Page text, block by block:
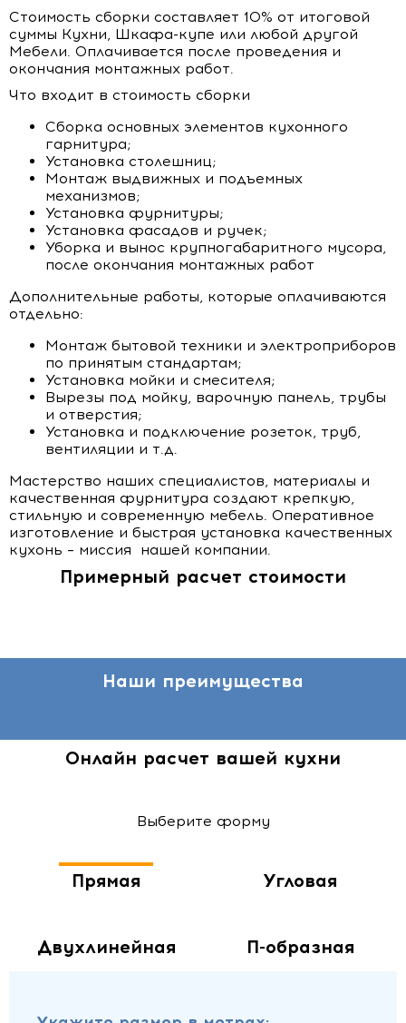
Стоимость сборки составляет 10% от итоговой
суммы Кухни, Шкафа-купе или любой другой
Мебели. Оплачивается после проведения и
окончания монтажных работ.
Что входит в стоимость сборки
Сборка основных элементов кухонного
гарнитура;
Установка столешниц;
Монтаж выдвижных и подъемных
механизмов;
Установка фурнитуры;
Установка фасадов и ручек;
Уборка и вынос крупногабаритного мусора,
после окончания монтажных работ
Дополнительные работы, которые оплачиваются
отдельно:
Монтаж бытовой техники и электроприборов
по принятым стандартам;
Установка мойки и смесителя;
Вырезы под мойку, варочную панель, трубы
и отверстия;
Установка и подключение розеток, труб,
вентиляции и т.д.
Мастерство наших специалистов, материалы и
качественная фурнитура создают крепкую,
стильную и современную мебель. Оперативное
изготовление и быстрая установка качественных
кухонь – миссия нашей компании.
Примерный расчет стоимости
Наши преимущества
Онлайн расчет вашей кухни
Выберите форму
Прямая Угловая
Двухлинейная П-образная